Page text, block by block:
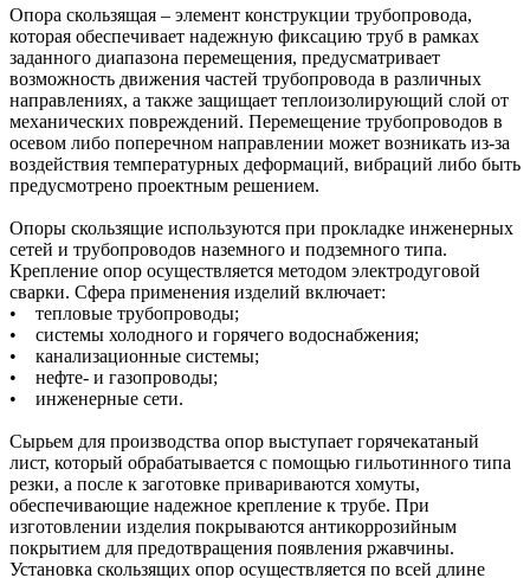
Опора скользящая – элемент конструкции трубопровода,
которая обеспечивает надежную фиксацию труб в рамках
заданного диапазона перемещения, предусматривает
возможность движения частей трубопровода в различных
направлениях, а также защищает теплоизолирующий слой от
механических повреждений. Перемещение трубопроводов в
осевом либо поперечном направлении может возникать из-за
воздействия температурных деформаций, вибраций либо быть
предусмотрено проектным решением.
Опоры скользящие используются при прокладке инженерных
сетей и трубопроводов наземного и подземного типа.
Крепление опор осуществляется методом электродуговой
сварки. Сфера применения изделий включает:
• тепловые трубопроводы;
• системы холодного и горячего водоснабжения;
• канализационные системы;
• нефте- и газопроводы;
• инженерные сети.
Сырьем для производства опор выступает горячекатаный
лист, который обрабатывается с помощью гильотинного типа
резки, а после к заготовке привариваются хомуты,
обеспечивающие надежное крепление к трубе. При
изготовлении изделия покрываются антикоррозийным
покрытием для предотвращения появления ржавчины.
Установка скользящих опор осуществляется по всей длине